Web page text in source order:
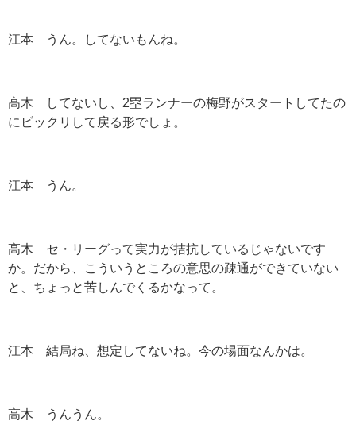
江本 うん。してないもんね。
高木 してないし、2塁ランナーの梅野がスタートしてたの
にビックリして戻る形でしょ。
江本 うん。
高木 セ・リーグって実力が拮抗しているじゃないです
か。だから、こういうところの意思の疎通ができていない
と、ちょっと苦しんでくるかなって。
江本 結局ね、想定してないね。今の場面なんかは。
高木 うんうん。